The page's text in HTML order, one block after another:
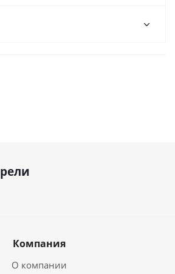
Компания
О компании